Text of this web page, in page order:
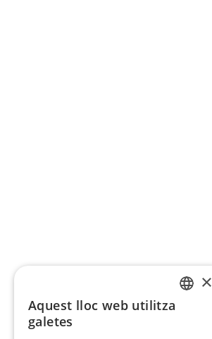
×
Aquest lloc web utilitza
galetes